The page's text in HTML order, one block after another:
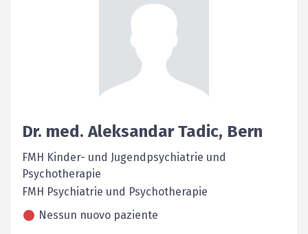
Dr. med. Aleksandar Tadic, Bern
FMH Kinder- und Jugendpsychiatrie und
Psychotherapie
FMH Psychiatrie und Psychotherapie
Nessun nuovo paziente